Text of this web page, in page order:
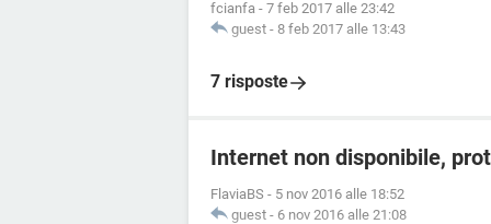
fcianfa - 7 feb 2017 alle 23:42
guest - 8 feb 2017 alle 13:43
7 risposte
Internet non disponibile,
FlaviaBS - 5 nov 2016 alle 18:52
guest - 6 nov 2016 alle 21:08